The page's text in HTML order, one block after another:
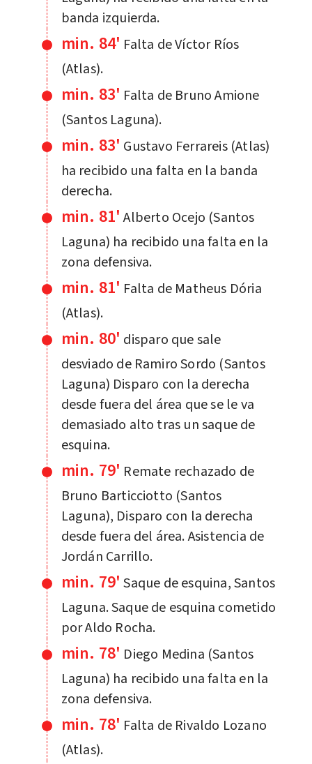
banda izquierda.
min. 84' Falta de Víctor Ríos
(Atlas).
min. 83' Falta de Bruno Amione
(Santos Laguna).
min. 83' Gustavo Ferrareis (Atlas)
ha recibido una falta en la banda
derecha.
min. 81' Alberto Ocejo (Santos
Laguna) ha recibido una falta en la
zona defensiva.
min. 81' Falta de Matheus Dória
(Atlas).
min. 80' disparo que sale
desviado de Ramiro Sordo (Santos
Laguna) Disparo con la derecha
desde fuera del área que se le va
demasiado alto tras un saque de
esquina.
min. 79' Remate rechazado de
Bruno Barticciotto (Santos
Laguna), Disparo con la derecha
desde fuera del área. Asistencia de
Jordán Carrillo.
min. 79' Saque de esquina, Santos
Laguna. Saque de esquina cometido
por Aldo Rocha.
min. 78' Diego Medina (Santos
Laguna) ha recibido una falta en la
zona defensiva.
min. 78' Falta de Rivaldo Lozano
(Atlas).